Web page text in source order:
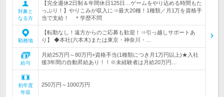
対象と
なる方
【完全週休2日制＆年間休日125日…ゲームをやり込める時間もた
っぷり！】やりこみが収入に⇒最大20種！1種類／月1万を資格手
当で支給！ ＊学歴不問
勤務地
【転勤なし！遠方からのご応募も歓迎！⇒引っ越しサポートあ
り】 ◆本社(六本木)または東京・神奈川・…
給与
月給25万円～80万円+資格手当(1種類につき月1万円以上)★入社
後3年間の自動昇給あり！！※未経験者は月給20万円…
初年度
年収
250万円～1000万円